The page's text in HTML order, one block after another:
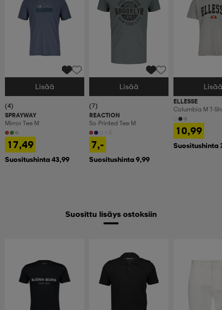
Valitse Koko
Lisää
(4)
SPRAYWAY
Mirror Tee M
17,49
Suositushinta 43,99
Valitse Koko
Lisää
(7)
REACTION
So Printed Tee M
7,-
Suositushinta 9,99
Valitse Koko
ELLESSE
Columbia M T-
10,99
Suositushinta
Suosittu lisäys ostoksiin